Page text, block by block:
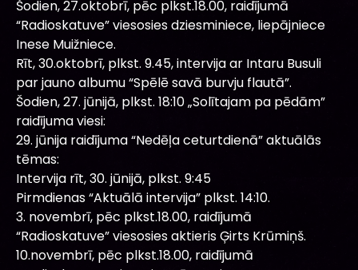
Šodien, 27.oktobrī, pēc plkst.18.00, raidījumā
“Radioskatuve” viesosies dziesminiece, liepājniece
Inese Muižniece.
Rīt, 30.oktobrī, plkst. 9.45, intervija ar Intaru Busuli
par jauno albumu “Spēlē savā burvju flautā”.
Šodien, 27. jūnijā, plkst. 18:10 „Solītajam pa pēdām”
raidījuma viesi:
29. jūnija raidījuma “Nedēļa ceturtdienā” aktuālās
tēmas:
Intervija rīt, 30. jūnijā, plkst. 9:45
Pirmdienas “Aktuālā intervija” plkst. 14:10.
3. novembrī, pēc plkst.18.00, raidījumā
“Radioskatuve” viesosies aktieris Ģirts Krūmiņš.
10.novembrī, pēc plkst.18.00, raidījumā